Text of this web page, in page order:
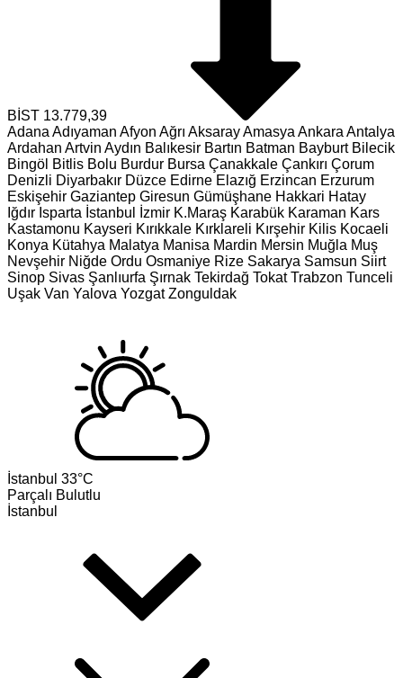
BİST 13.779,39
Adana Adıyaman Afyon Ağrı AksarayAmasya Ankara Antalya
Ardahan Artvin Aydın Balıkesir Bartın Batman Bayburt Bilecik
Bingöl Bitlis Bolu Burdur Bursa Çanakkale Çankırı Çorum
Denizli Diyarbakır Düzce Edirne Elazığ Erzincan Erzurum
Eskişehir Gaziantep Giresun Gümüşhane Hakkari Hatay
Iğdır Isparta İstanbul İzmir K.Maraş Karabük Karaman Kars
Kastamonu Kayseri Kırıkkale Kırklareli Kırşehir Kilis Kocaeli
Konya Kütahya Malatya Manisa Mardin Mersin Muğla Muş
Nevşehir Niğde Ordu Osmaniye Rize Sakarya Samsun Siirt
Sinop Sivas Şanlıurfa Şırnak Tekirdağ Tokat Trabzon Tunceli
Uşak Van Yalova Yozgat Zonguldak
İstanbul 33°C
Parçalı Bulutlu
İstanbul